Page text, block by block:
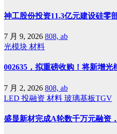
神工股份投资11.3亿元建设硅零
7 月 9, 2026 808, ab
光模块 材料
002635，拟重磅收购！将新增光
7 月 2, 2026 808, ab
LED 投融资 材料 玻璃基板TGV
盛显新材完成A轮数千万元融资